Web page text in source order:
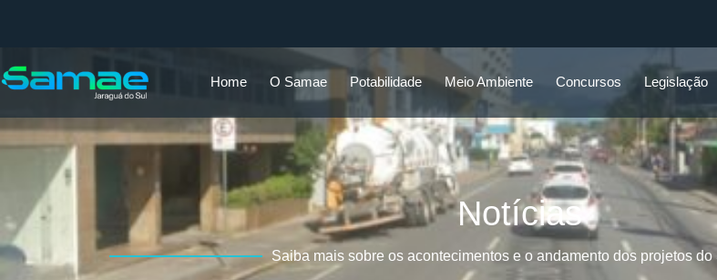
Home O Samae Potabilidade Meio Ambiente Concursos Legislação
Notícias
Saiba mais sobre os acontecimentos e o andamento dos projetos do